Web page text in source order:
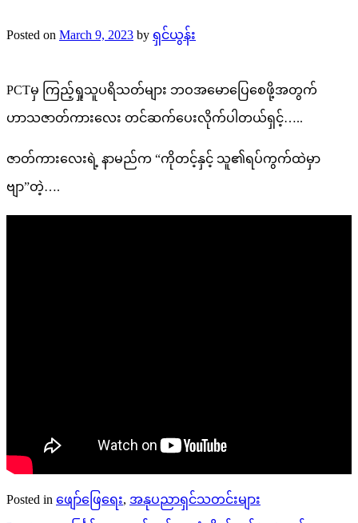
Posted on March 9, 2023 by ရှင်ယွန်း
PCTမှ ကြည့်ရှုသူပရိသတ်များ ဘဝအမောပြေစေဖို့အတွက်
ဟာသဇာတ်ကားလေး တင်ဆက်ပေးလိုက်ပါတယ်ရှင့်…..
ဇာတ်ကားလေးရဲ့ နာမည်က “ကိုတင့်နှင့် သူ၏ရပ်ကွက်ထဲမှာ
ဗျာ”တဲ့….
Posted in ဖျော်ဖြေရေး, အနုပညာရှင်သတင်းများ